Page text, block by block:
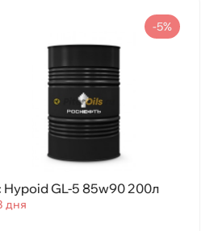
GL-5 85w90 200л
дня
-5%